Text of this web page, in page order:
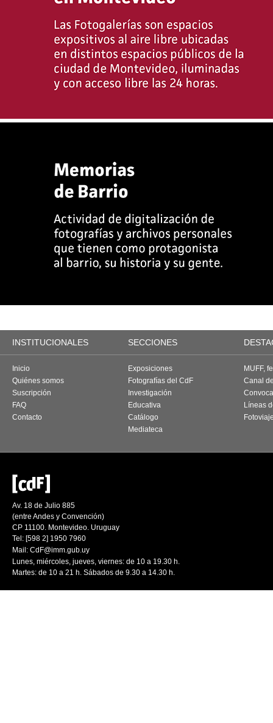
INSTITUCIONALES SECCIONES
Inicio
Quiénes somos
Suscripción
FAQ
Contacto
Exposiciones
Fotografías del CdF
Investigación
Educativa
Catálogo
Mediateca
MUFF,
Canal
Líneas
Av. 18 de Julio 885
(entre Andes y Convención)
CP 11100. Montevideo. Uruguay
Tel: [598 2] 1950 7960
Mail: CdF@imm.gub.uy
Lunes, miércoles, jueves, viernes: de 10 a 19.30 h.
Martes: de 10 a 21 h. Sábados de 9.30 a 14.30 h.